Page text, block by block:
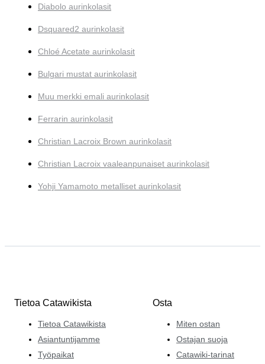
Diabolo aurinkolasit
Dsquared2 aurinkolasit
Chloé Acetate aurinkolasit
Bulgari mustat aurinkolasit
Muu merkki emali aurinkolasit
Ferrarin aurinkolasit
Christian Lacroix Brown aurinkolasit
Christian Lacroix vaaleanpunaiset aurinkolasit
Yohji Yamamoto metalliset aurinkolasit
Tietoa Catawikista
Tietoa Catawikista
Asiantuntijamme
Työpaikat
Osta
Miten ostan
Ostajan suoja
Catawiki-tarinat